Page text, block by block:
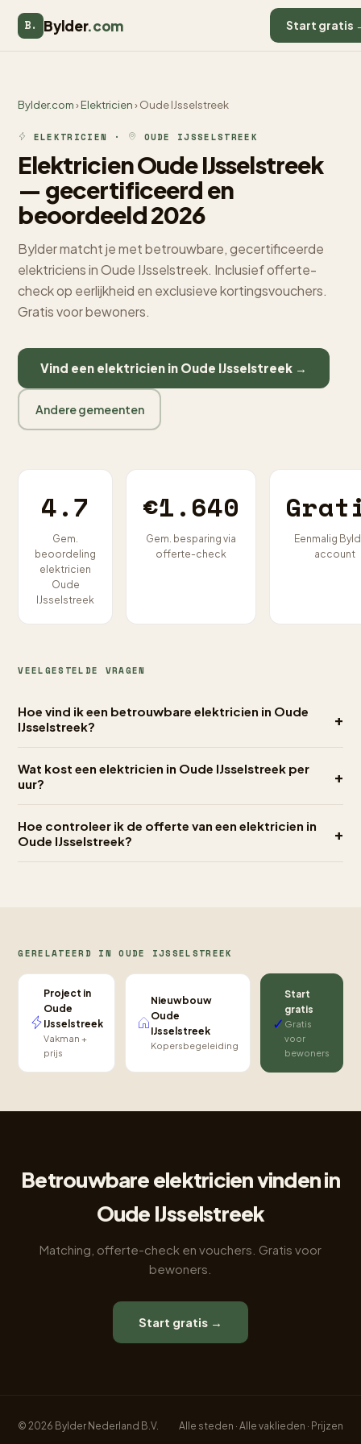
B. Bylder.com Start gratis
Bylder.com›Elektricien› Oude IJsselstreek
ELEKTRICIEN · OUDE IJSSELSTREEK
Elektricien Oude IJsselstreek
— gecertificeerd en
beoordeeld 2026
Bylder matcht je met betrouwbare, gecertificeerde
elektriciens in Oude IJsselstreek. Inclusief offerte-
check op eerlijkheid en exclusieve kortingsvouchers.
Gratis voor bewoners.
Vind een elektricien in Oude IJsselstreek →
Andere gemeenten
4.7
Gem.
beoordeling
elektricien
Oude
IJsselstreek
€1.640
Gem. besparing via
offerte-check
Eenmalig
account
VEELGESTELDE VRAGEN
Hoe vind ik een betrouwbare elektricien in Oude
IJsselstreek?
+
Wat kost een elektricien in Oude IJsselstreek per
uur?
+
Hoe controleer ik de offerte van een elektricien in
Oude IJsselstreek?
+
GERELATEERD IN OUDE IJSSELSTREEK
Project in
Oude
IJsselstreek
Vakman +
prijs
Nieuwbouw
Oude
IJsselstreek
Kopersbegeleiding
✓
Start
gratis
Gratis
voor
bewoners
Betrouwbare elektricien vinden in
Oude IJsselstreek
Matching, offerte-check en vouchers. Gratis voor
bewoners.
Start gratis →
© 2026 Bylder Nederland B.V. Alle steden · Alle vaklieden · Prijzen